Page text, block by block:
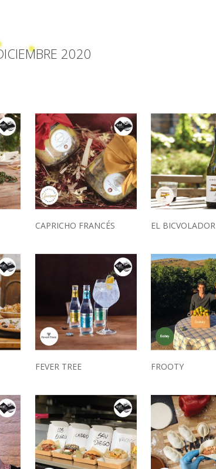
2020
CAPRICHO FRANCÉS EL BICVOLADOR
FEVER TREE FROOTY